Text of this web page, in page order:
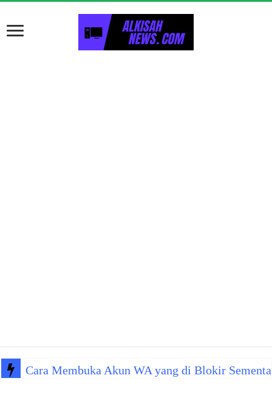
Cara Membuka Akun WA yang di Blokir